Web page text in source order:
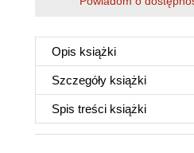
Opis książki
Szczegóły książki
Spis treści książki